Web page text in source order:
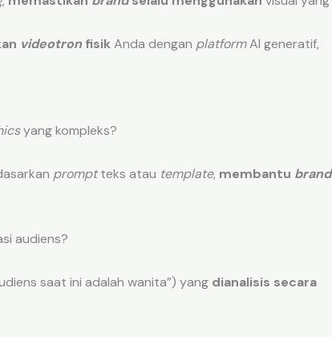
videotronfisikAnda dengan platformAI generatif,
yang kompleks?
promptteks atau template, membantu brand
audiens?
saat ini adalah wanita”) yang dianalisis secara